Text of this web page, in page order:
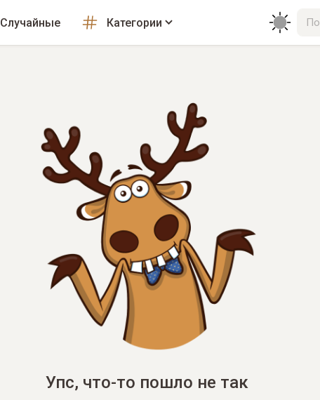
Случайные Категории
Упс, что-то пошло не так